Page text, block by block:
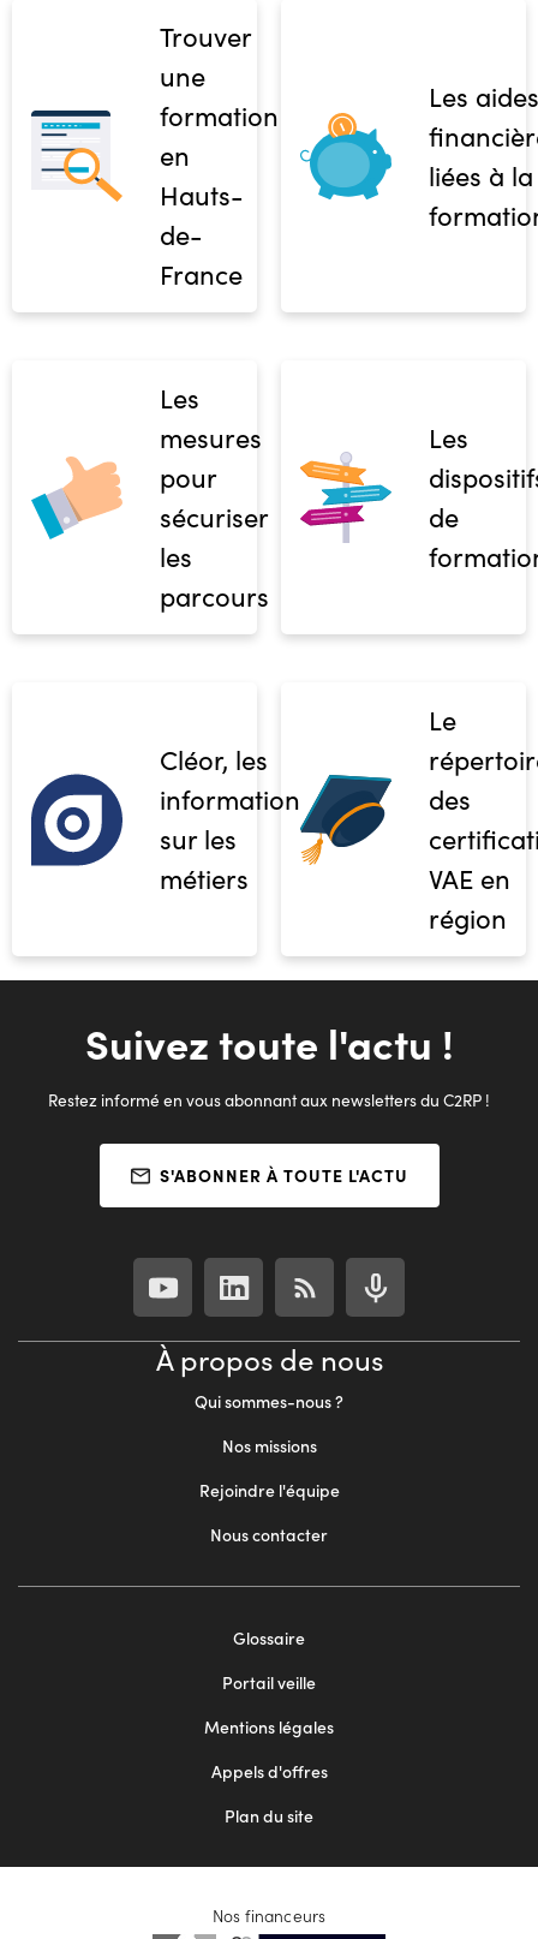
Trouver
une
formation
en
Hauts-
de-
France
Les aides
liées à la
Les
mesures
pour
sécuriser
les
parcours
Les
de
Cléor, les
informations
sur les
métiers
Le
des
VAE en
région
Suivez toute l'actu !
Restez informé en vous abonnant aux newsletters du C2RP !
S'ABONNER À TOUTE L'ACTU
À propos de nous
Qui sommes-nous ?
Nos missions
Rejoindre l'équipe
Nous contacter
Glossaire
Portail veille
Mentions légales
Appels d'offres
Plan du site
Nos financeurs